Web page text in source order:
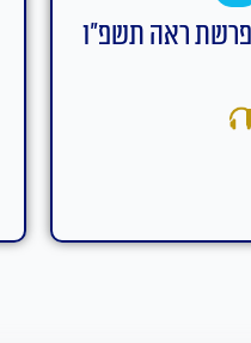
פרשת עקב תשפ"ו